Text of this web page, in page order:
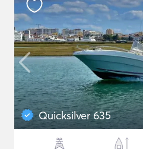
Quicksilver 635